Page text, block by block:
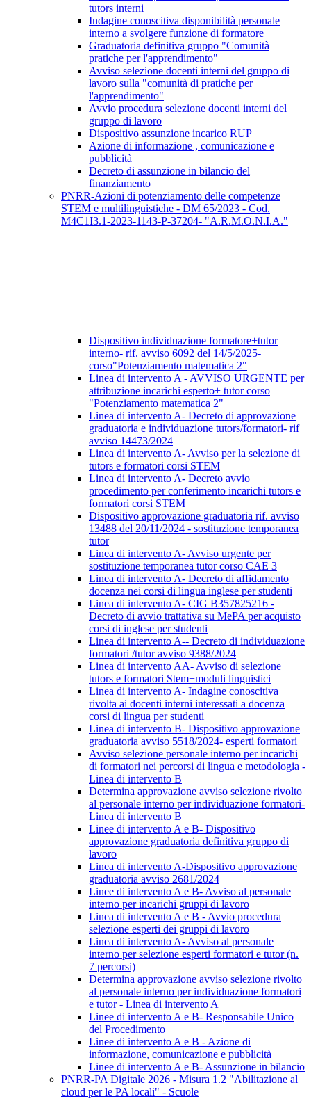
tutors interni
Indagine conoscitiva disponibilità personale
interno a svolgere funzione di formatore
Graduatoria definitiva gruppo "Comunità
pratiche per l'apprendimento"
Avviso selezione docenti interni del gruppo di
lavoro sulla "comunità di pratiche per
l'apprendimento"
Avvio procedura selezione docenti interni del
gruppo di lavoro
Dispositivo assunzione incarico RUP
Azione di informazione , comunicazione e
pubblicità
Decreto di assunzione in bilancio del
finanziamento
PNRR-Azioni di potenziamento delle competenze
STEM e multilinguistiche - DM 65/2023 - Cod.
M4C1I3.1-2023-1143-P-37204- "A.R.M.O.N.I.A."
Dispositivo individuazione formatore+tutor
interno- rif. avviso 6092 del 14/5/2025-
corso"Potenziamento matematica 2"
Linea di intervento A - AVVISO URGENTE per
attribuzione incarichi esperto+ tutor corso
"Potenziamento matematica 2"
Linea di intervento A- Decreto di approvazione
graduatoria e individuazione tutors/formatori- rif
avviso 14473/2024
Linea di intervento A- Avviso per la selezione di
tutors e formatori corsi STEM
Linea di intervento A- Decreto avvio
procedimento per conferimento incarichi tutors e
formatori corsi STEM
Dispositivo approvazione graduatoria rif. avviso
13488 del 20/11/2024 - sostituzione temporanea
tutor
Linea di intervento A- Avviso urgente per
sostituzione temporanea tutor corso CAE 3
Linea di intervento A- Decreto di affidamento
docenza nei corsi di lingua inglese per studenti
Linea di intervento A- CIG B357825216 -
Decreto di avvio trattativa su MePA per acquisto
corsi di inglese per studenti
Linea di intervento A-- Decreto di individuazione
formatori /tutor avviso 9388/2024
Linea di intervento AA- Avviso di selezione
tutors e formatori Stem+moduli linguistici
Linea di intervento A- Indagine conoscitiva
rivolta ai docenti interni interessati a docenza
corsi di lingua per studenti
Linea di intervento B- Dispositivo approvazione
graduatoria avviso 5518/2024- esperti formatori
Avviso selezione personale interno per incarichi
di formatori nei percorsi di lingua e metodologia -
Linea di intervento B
Determina approvazione avviso selezione rivolto
al personale interno per individuazione formatori-
Linea di intervento B
Linee di intervento A e B- Dispositivo
approvazione graduatoria definitiva gruppo di
lavoro
Linea di intervento A-Dispositivo approvazione
graduatoria avviso 2681/2024
Linee di intervento A e B- Avviso al personale
interno per incarichi gruppi di lavoro
Linea di intervento A e B - Avvio procedura
selezione esperti dei gruppi di lavoro
Linea di intervento A- Avviso al personale
interno per selezione esperti formatori e tutor (n.
7 percorsi)
Determina approvazione avviso selezione rivolto
al personale interno per individuazione formatori
e tutor - Linea di intervento A
Linee di intervento A e B- Responsabile Unico
del Procedimento
Linee di intervento A e B - Azione di
informazione, comunicazione e pubblicità
Linee di intervento A e B- Assunzione in bilancio
PNRR-PA Digitale 2026 - Misura 1.2 "Abilitazione al
cloud per le PA locali" - Scuole